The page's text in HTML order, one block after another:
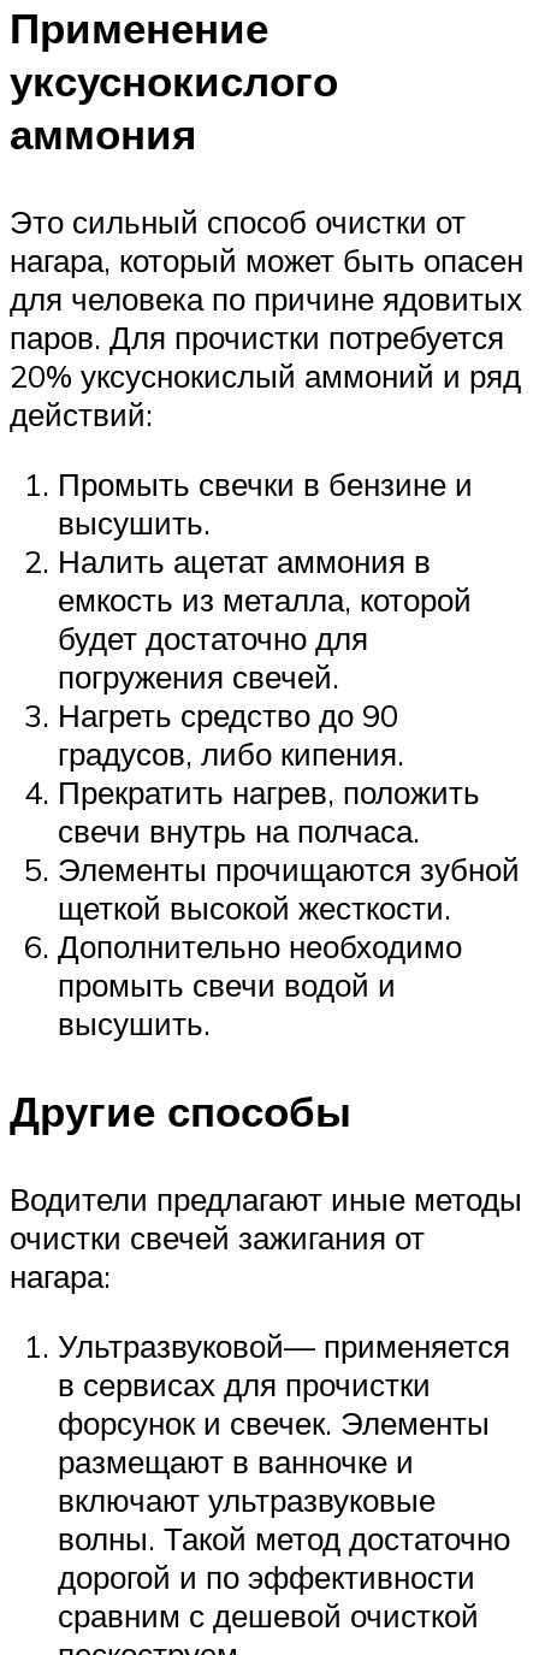
Применение
уксуснокислого
аммония
Это сильный способ очистки от
нагара, который может быть опасен
для человека по причине ядовитых
паров. Для прочистки потребуется
20% уксуснокислый аммоний и ряд
действий:
Промыть свечки в бензине и
высушить.
Налить ацетат аммония в
емкость из металла, которой
будет достаточно для
погружения свечей.
Нагреть средство до 90
градусов, либо кипения.
Прекратить нагрев, положить
свечи внутрь на полчаса.
Элементы прочищаются зубной
щеткой высокой жесткости.
Дополнительно необходимо
промыть свечи водой и
высушить.
Другие способы
Водители предлагают иные методы
очистки свечей зажигания от
нагара:
Ультразвуковой— применяется
в сервисах для прочистки
форсунок и свечек. Элементы
размещают в ванночке и
включают ультразвуковые
волны. Такой метод достаточно
дорогой и по эффективности
сравним с дешевой очисткой